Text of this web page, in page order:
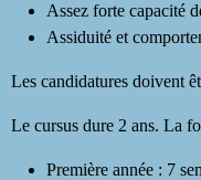
Assez forte capacité
Assiduité et
Les candidatures doivent
Le cursus dure 2 ans. La
Première année : 7